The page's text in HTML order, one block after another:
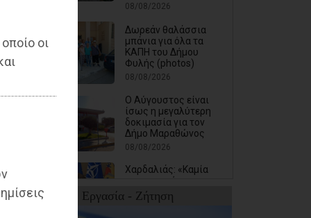
οι
08/08/2026
Δωρεάν θαλάσσια
μπάνια για όλα τα
ΚΑΠΗ του Δήμου
Φυλής (photos)
08/08/2026
Ο Αύγουστος είναι
ίσως η μεγαλύτερη
δοκιμασία για τον
Δήμο Μαραθώνος
08/08/2026
Χαρδαλιάς: «Καμία
ανεμογεννήτρια σε
καμένες εκτάσεις της
Αττικής - Δεν θα
Εργασία - Ζήτηση